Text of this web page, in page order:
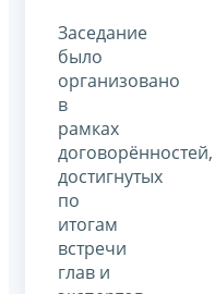
Заседание
было
организовано
в
рамках
договорённостей,
достигнутых
по
итогам
встречи
глав и